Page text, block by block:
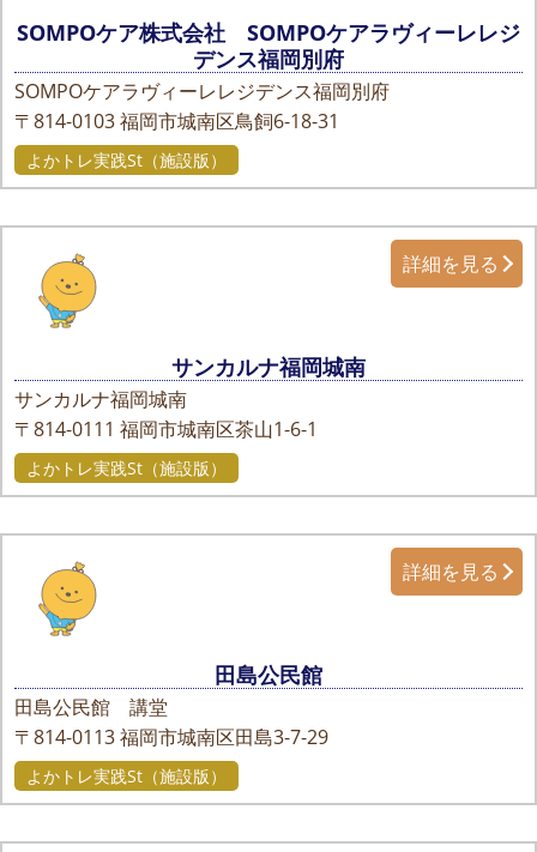
SOMPOケア株式会社 SOMPOケアラヴィーレレジ
デンス福岡別府
SOMPOケアラヴィーレレジデンス福岡別府
〒814-0103福岡市城南区鳥飼6-18-31
よかトレ実践St（施設版）
サンカルナ福岡城南
サンカルナ福岡城南
〒814-0111 福岡市城南区茶山1-6-1
詳細を見る
よかトレ実践St（施設版）
田島公民館
田島公民館 講堂
〒814-0113福岡市城南区田島3-7-29
詳細を見る
よかトレ実践St（施設版）